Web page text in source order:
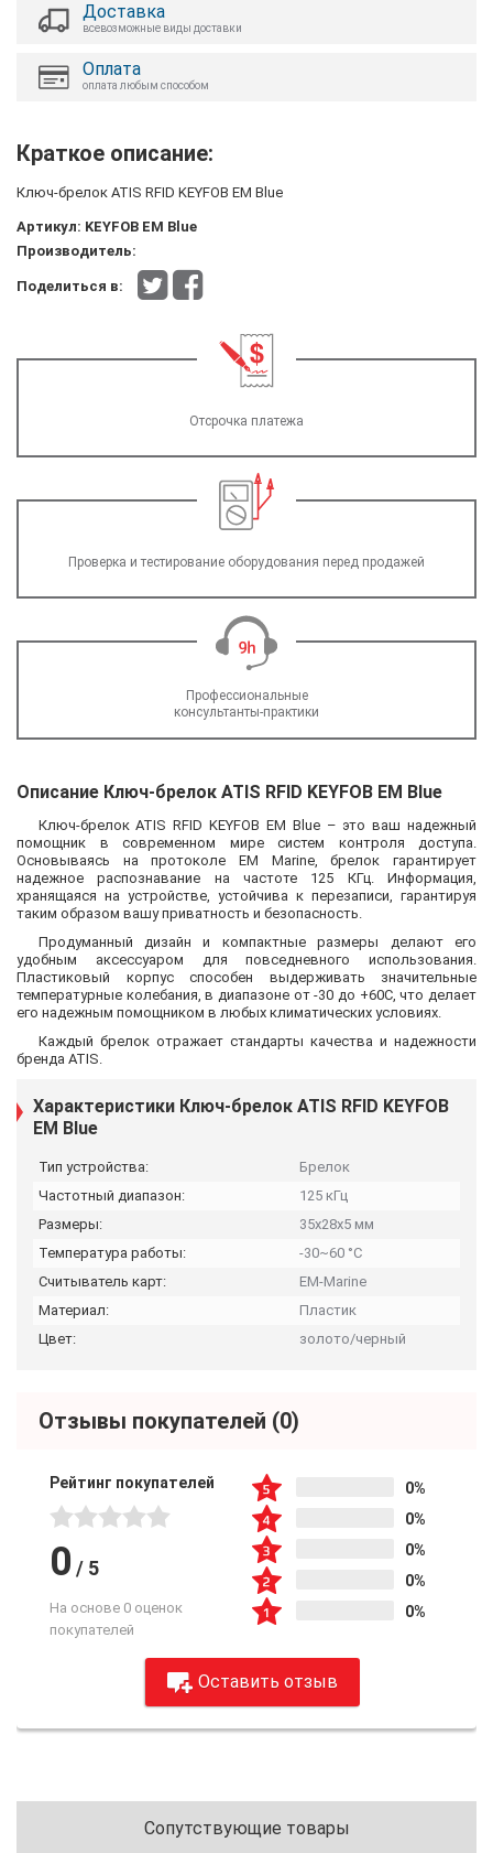
Доставка
всевозможные виды доставки
Оплата
оплата любым способом
Краткое описание:
Ключ-брелок ATIS RFID KEYFOB EM Blue
Артикул: KEYFOB EM Blue
Производитель:
Поделиться в:
Отсрочка платежа
Проверка и тестирование оборудования перед продажей
Профессиональные
консультанты-практики
Описание Ключ-брелок ATIS RFID KEYFOB EM Blue
Ключ-брелок ATIS RFID KEYFOB EM Blue – это ваш надежный
помощник в современном мире систем контроля доступа.
Основываясь на протоколе EM Marine, брелок гарантирует
надежное распознавание на частоте 125 КГц. Информация,
хранящаяся на устройстве, устойчива к перезаписи, гарантируя
таким образом вашу приватность и безопасность.
Продуманный дизайн и компактные размеры делают его
удобным аксессуаром для повседневного использования.
Пластиковый корпус способен выдерживать значительные
температурные колебания, в диапазоне от -30 до +60C, что делает
его надежным помощником в любых климатических условиях.
Каждый брелок отражает стандарты качества и надежности
бренда ATIS.
Характеристики Ключ-брелок ATIS RFID KEYFOB
EM Blue
Тип устройства:
Брелок
Частотный диапазон:
125 кГц
Размеры:
35х28х5 мм
Температура работы:
-30~60 °C
Считыватель карт:
EM-Marine
Материал:
Пластик
Цвет:
золото/черный
Отзывы покупателей (0)
Рейтинг покупателей
0 / 5
На основе 0 оценок
покупателей
0%
0%
0%
0%
0%
Оставить отзыв
Сопутствующие товары